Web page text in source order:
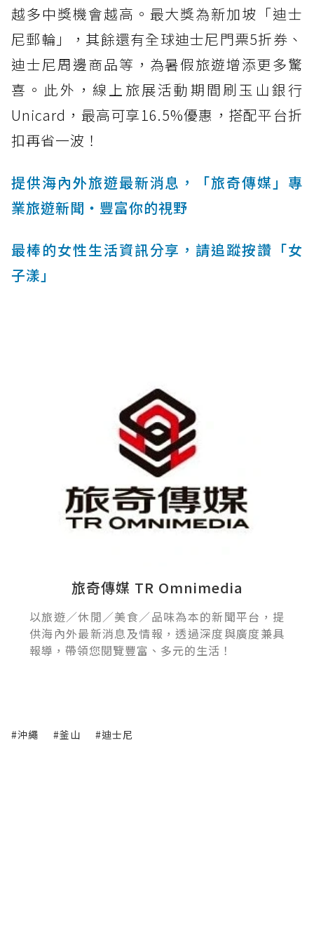
越多中獎機會越高。最大獎為新加坡「迪士
尼郵輪」，其餘還有全球迪士尼門票5折券、
迪士尼周邊商品等，為暑假旅遊增添更多驚
喜。此外，線上旅展活動期間刷玉山銀行
Unicard，最高可享16.5%優惠，搭配平台折
扣再省一波！
提供海內外旅遊最新消息，「旅奇傳媒」專
業旅遊新聞‧豐富你的視野
最棒的女性生活資訊分享，請追蹤按讚「女
子漾」
旅奇傳媒 TR Omnimedia
以旅遊／休閒／美食／品味為本的新聞平台，提
供海內外最新消息及情報，透過深度與廣度兼具
報導，帶領您閱覽豐富、多元的生活！
#沖繩 #釜山 #迪士尼